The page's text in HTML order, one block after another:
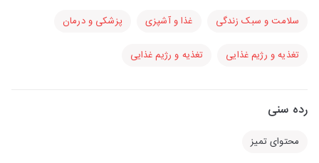
سلامت و سبک زندگی غذا و آشپزی پزشکی و درمان
تغذیه و رژیم غذایی تغذیه و رژیم غذایی
رده سنی
محتوای تمیز